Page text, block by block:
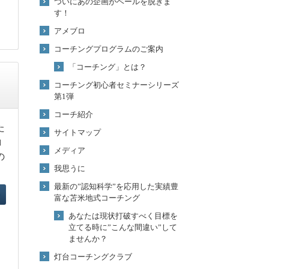
す！
アメブロ
コーチングプログラムのご案内
「コーチング」とは？
コーチング初心者セミナーシリーズ
第1弾
コーチ紹介
サイトマップ
メディア
我思うに
最新の”認知科学”を応用した実績豊
富な苫米地式コーチング
あなたは現状打破すべく目標を
立てる時に”こんな間違い”して
ませんか？
灯台コーチングクラブ